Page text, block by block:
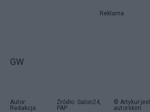
Reklama
GW
Autor:
Redakcja
Źródło: Salon24,
PAP
© Artykuł
autorskim